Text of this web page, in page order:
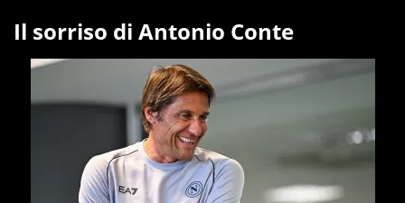
Il sorriso di Antonio Conte